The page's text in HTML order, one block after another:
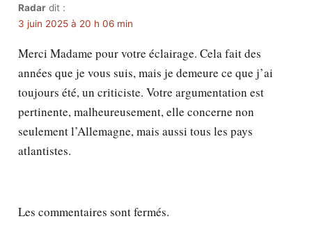
Radar dit :
3 juin 2025 à 20 h 06 min
Merci Madame pour votre éclairage. Cela fait des
années que je vous suis, mais je demeure ce que j’ai
toujours été, un criticiste. Votre argumentation est
pertinente, malheureusement, elle concerne non
seulement l’Allemagne, mais aussi tous les pays
atlantistes.
Les commentaires sont fermés.